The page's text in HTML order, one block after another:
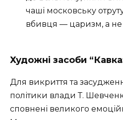
чаші московську
вбивця — царизм, а не
Художні засоби
Для викриття та
політики влади Т.
сповнені великого